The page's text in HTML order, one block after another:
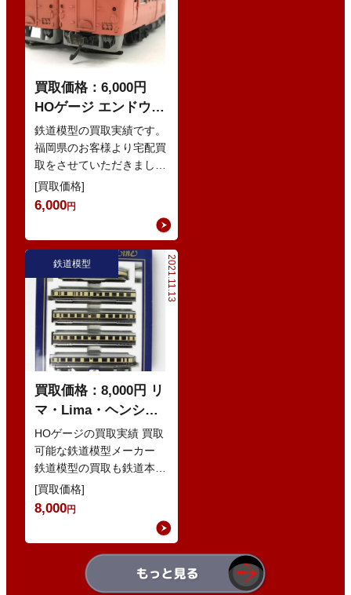
買取価格：6,000円
HOゲージ エンドウ
40系気動車 キハ47（0
番台/1000番台） TER
鉄道模型 まとめ
鉄道模型の買取実績です。
福岡県のお客様より宅配買
取をさせていただきまし
た。 弊社では無料宅配キ
ット（各サイズのダンボー
[買取価格]
6,000円
2021.11.13
鉄道模型
買取価格：8,000円 リ
マ・Lima・ヘンシェ
ル ヴェーグマン ツー
ク
HOゲージの買取実績 買取
可能な鉄道模型メーカー
鉄道模型の買取も鉄道本舗
にお任せ下さい！ 鉄道本
舗では、鉄道模型の買取を
[買取価格]
8,000円